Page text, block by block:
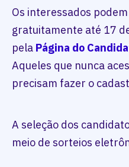
Os interessados
gratuitamente até 17
pela Página do
Aqueles que nunca
precisam fazer o
A seleção dos
meio de sorteios